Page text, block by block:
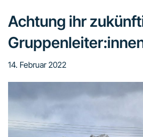
Achtung ihr
14. Februar 2022